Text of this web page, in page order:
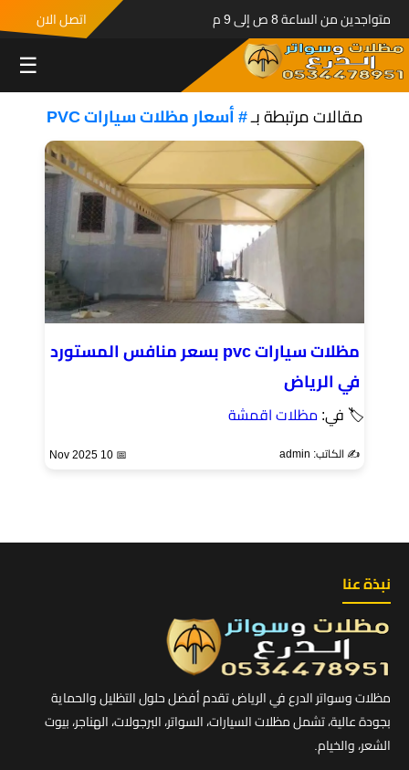
متواجدين من الساعة 8 ص إلى 9 م اتصل الان
☰
مقالات مرتبطة بـ# أسعار مظلات سيارات PVC
مظلات سيارات pvc بسعر منافس المستورد
في الرياض
🏷 في: مظلات اقمشة
✍️ الكاتب: admin 📅 10 Nov 2025
نبذة عنا
مظلات وسواتر الدرع في الرياض تقدم أفضل حلول التظليل والحماية
بجودة عالية، تشمل مظلات السيارات، السواتر، البرجولات، الهناجر، بيوت
الشعر، والخيام.